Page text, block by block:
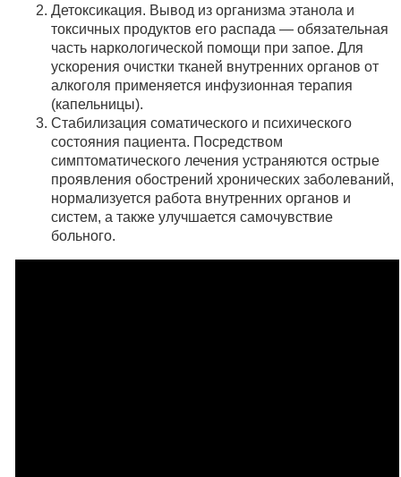
Детоксикация. Вывод из организма этанола и
токсичных продуктов его распада — обязательная
часть наркологической помощи при запое. Для
ускорения очистки тканей внутренних органов от
алкоголя применяется инфузионная терапия
(капельницы).
Стабилизация соматического и психического
состояния пациента. Посредством
симптоматического лечения устраняются острые
проявления обострений хронических заболеваний,
нормализуется работа внутренних органов и
систем, а также улучшается самочувствие
больного.